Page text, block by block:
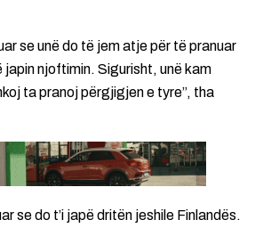
se unë do të jem atje për të pranuar
njoftimin. Sigurisht, unë kam
ta pranoj përgjigjen e tyre”, tha
se do t’i japë dritën jeshile Finlandës.